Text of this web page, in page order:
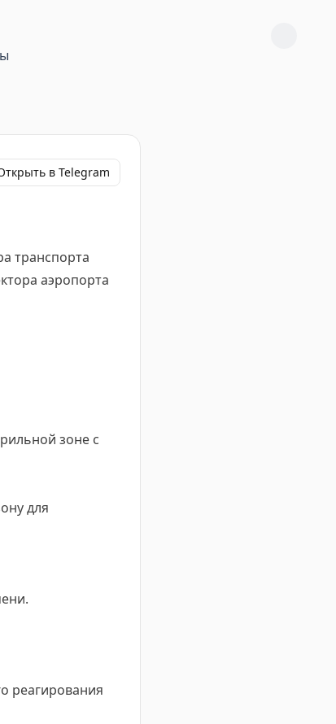
в Telegram
транспорта
аэропорта
зоне с
для
реагирования